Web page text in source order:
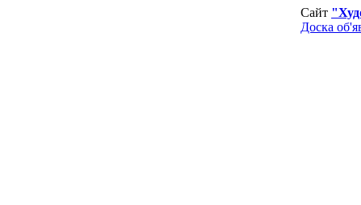
Сайт
Доска